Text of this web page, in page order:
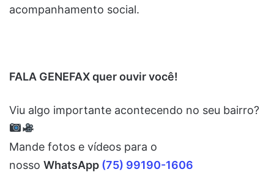
acompanhamento social.
FALA GENEFAX quer ouvir você!
Viu algo importante acontecendo no seu bairro?
Mande fotos e vídeos para o
nosso WhatsApp (75) 99190-1606